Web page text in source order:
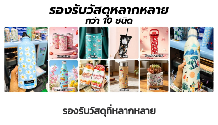
รองรับวัสดุที่หลากหลาย